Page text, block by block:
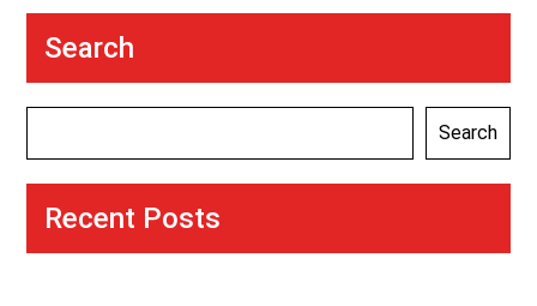
Search
Search
Recent Posts